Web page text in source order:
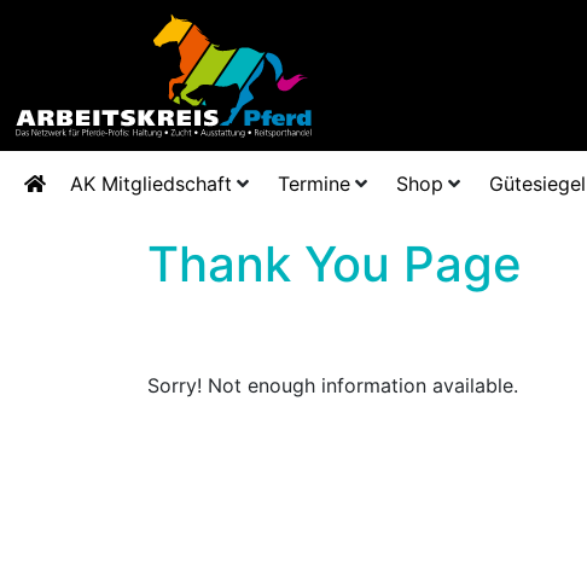
AK Mitgliedschaft Termine Shop Gütesiegel
Thank You Page
Sorry! Not enough information available.